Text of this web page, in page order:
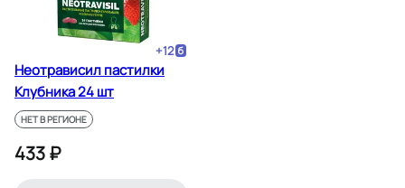
+12
Неотрависил пастилки
Клубника 24 шт
НЕТ В РЕГИОНЕ
433 ₽